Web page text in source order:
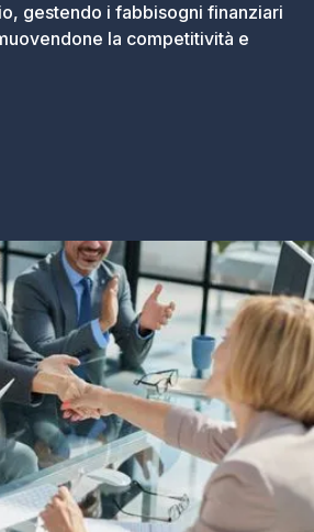
gestendo i fabbisogni finanziari
la competitività e